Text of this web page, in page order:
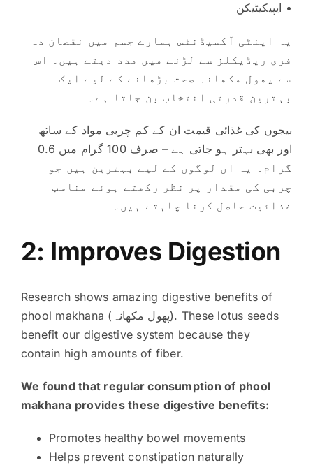
• ایپیکیٹیکن
یہ اینٹی آکسیڈنٹس ہمارے جسم میں نقصان دہ
فری ریڈیکلز سے لڑنے میں مدد دیتے ہیں۔ اس
سے پھول مکھانہ صحت بڑھانے کے لیے ایک
بہترین قدرتی انتخاب بن جاتا ہے۔
بیجوں کی غذائی قیمت ان کے کم چربی مواد کے ساتھ
اور بھی بہتر ہو جاتی ہے – صرف 100 گرام میں 0.6
گرام۔ یہ ان لوگوں کے لیے بہترین ہیں جو
چربی کی مقدار پر نظر رکھتے ہوئے مناسب
غذائیت حاصل کرنا چاہتے ہیں۔
2: Improves Digestion
Research shows amazing digestive benefits of
phool makhana (پھول مکھانہ). These lotus seeds
benefit our digestive system because they
contain high amounts of fiber.
We found that regular consumption of phool
makhana provides these digestive benefits:
Promotes healthy bowel movements
Helps prevent constipation naturally